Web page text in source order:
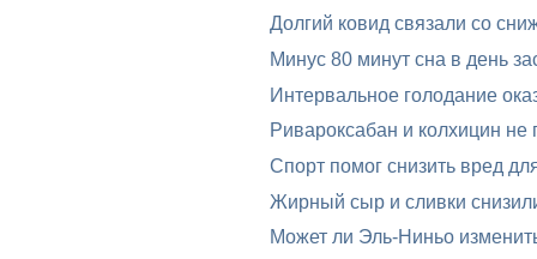
Долгий ковид связали со
Минус 80 минут сна в день
Интервальное голодание
Ривароксабан и колхицин не
Спорт помог снизить вред
Жирный сыр и сливки
Может ли Эль-Ниньо